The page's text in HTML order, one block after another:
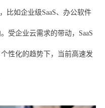
比如企业级SaaS、办公软件
受企业云需求的带动，SaaS
性化的趋势下，当前高速发